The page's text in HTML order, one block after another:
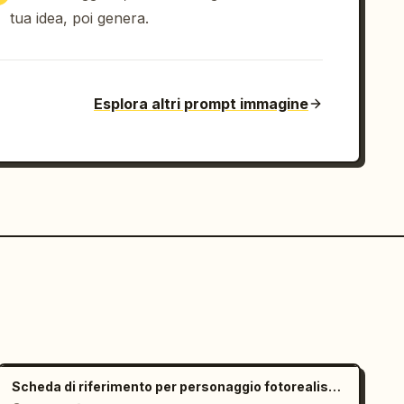
tua idea, poi genera.
Esplora altri prompt immagine
Scheda di riferimento per personaggio fotorealistico